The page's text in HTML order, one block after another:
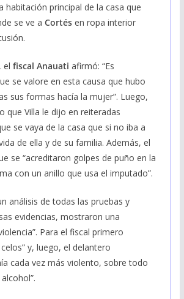
habitación principal de la casa que
se ve a Cortés en ropa interior
el fiscal Anauati afirmó: “Es
se valore en esta causa que hubo
sus formas hacía la mujer”. Luego,
que Villa le dijo en reiteradas
se vaya de la casa que si no iba a
de ella y de su familia. Además, el
se “acreditaron golpes de puño en la
con un anillo que usa el imputado”.
análisis de todas las pruebas y
evidencias, mostraron una
Para el fiscal primero
y, luego, el delantero
cada vez más violento, sobre todo